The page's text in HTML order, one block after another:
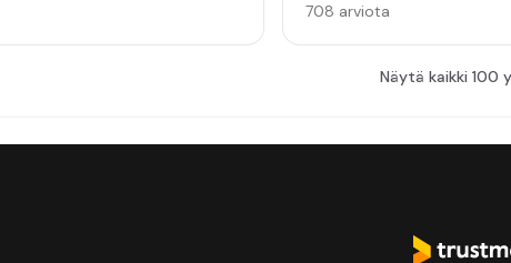
708 arviota
Näytä kaikki 100